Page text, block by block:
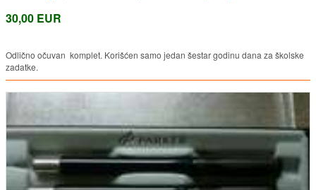
30,00 EUR
Odlično očuvan komplet. Korišćen samo jedan šestar godinu dana za školske
zadatke.